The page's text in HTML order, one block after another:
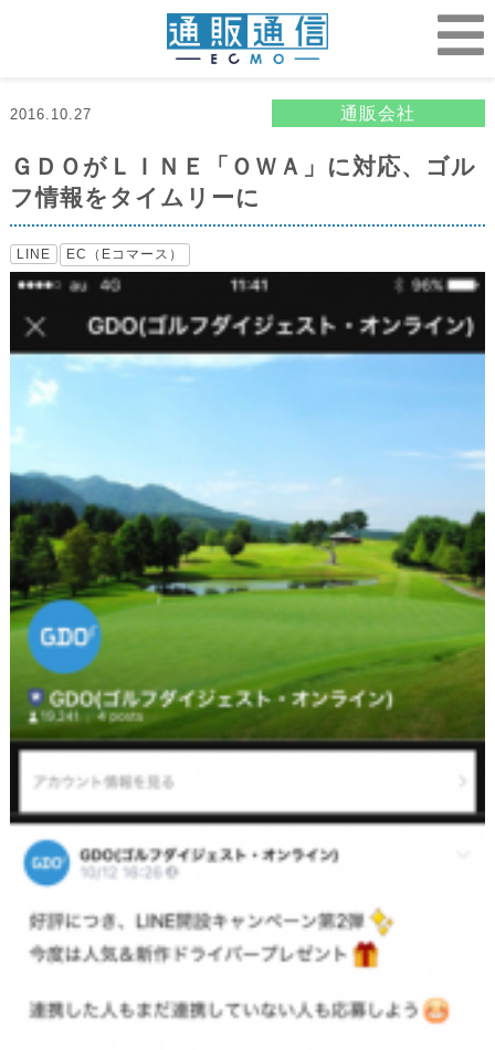
2016.10.27 通販会社
ＧＤＯがＬＩＮＥ「ＯＷＡ」に対応、ゴル
フ情報をタイムリーに
LINE EC（Eコマース）